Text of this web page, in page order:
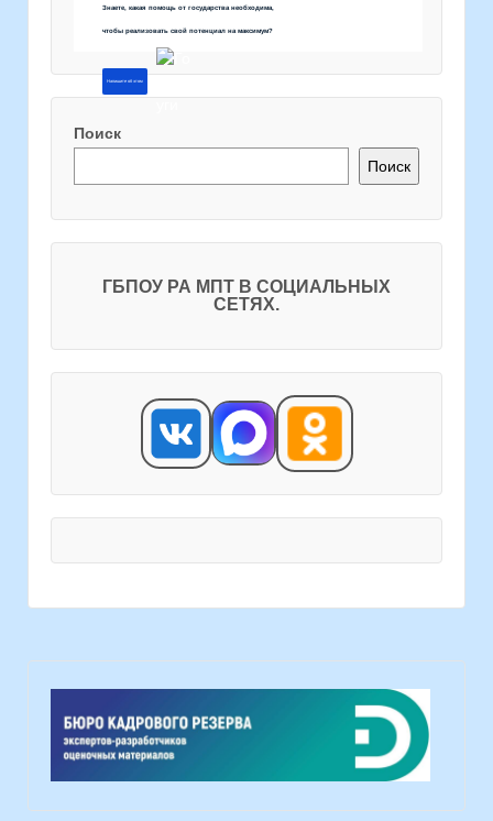
Знаете, какая помощь от государства необходима,
чтобы реализовать свой потенциал на максимум?
Напишите об этом
Поиск
Поиск
ГБПОУ РА МПТ В СОЦИАЛЬНЫХ
СЕТЯХ.